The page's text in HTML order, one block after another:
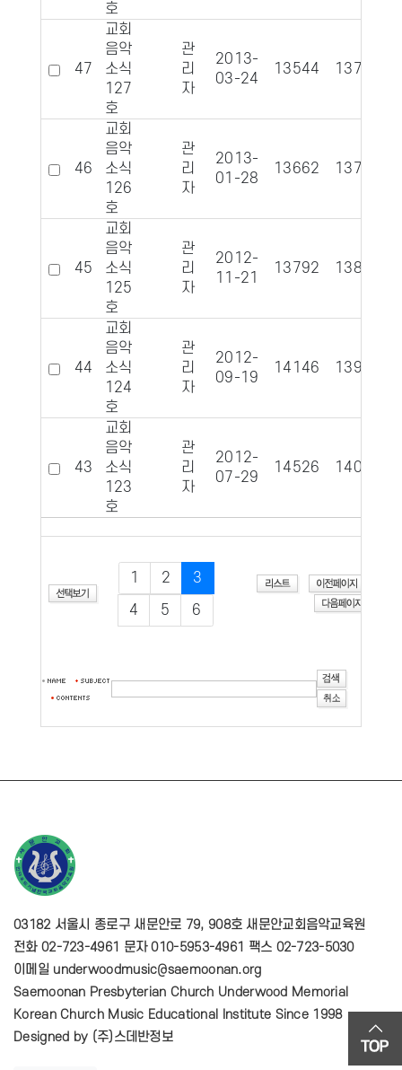
호
47
교회
음악
소식
127
호
관
리
자
2013-
03-24
13544 1373
46
교회
음악
소식
126
호
관
리
자
2013-
01-28
13662 1378
45
교회
음악
소식
125
호
관
리
자
2012-
11-21
13792 1384
44
교회
음악
소식
124
호
관
리
자
2012-
09-19
14146 1392
43
교회
음악
소식
123
호
관
리
자
2012-
07-29
14526 1402
1 2
3
4
5 6
03182 서울시 종로구 새문안로 79, 908호 새문안교회음악교육원
전화 02-723-4961 문자 010-5953-4961 팩스 02-723-5030
이메일 underwoodmusic@saemoonan.org
Saemoonan Presbyterian Church Underwood Memorial
Korean Church Music Educational Institute Since 1998
Designed by (주)스데반정보